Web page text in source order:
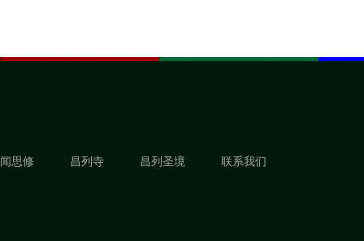
闻思修 昌列寺 昌列圣境 联系我们